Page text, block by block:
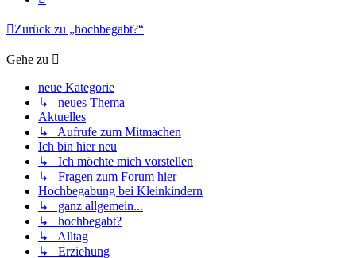
Zurück zu „hochbegabt?“
Gehe zu
neue Kategorie
↳ neues Thema
Aktuelles
↳ Aufrufe zum Mitmachen
Ich bin hier neu
↳ Ich möchte mich vorstellen
↳ Fragen zum Forum hier
Hochbegabung bei Kleinkindern
↳ ganz allgemein...
↳ hochbegabt?
↳ Alltag
↳ Erziehung